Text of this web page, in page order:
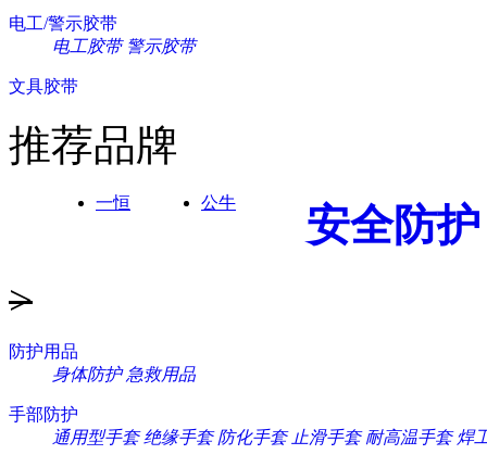
电工/警示胶带
电工胶带 警示胶带
文具胶带
推荐品牌
一恒 公牛 安全防护
>
防护用品
身体防护 急救用品
手部防护
通用型手套 绝缘手套 防化手套 止滑手套 耐高温手套 焊